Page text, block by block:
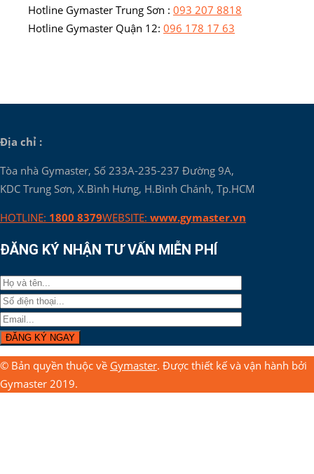
Hotline Gymaster Trung Sơn : 093 207 8818
Hotline Gymaster Quận 12: 096 178 17 63
Địa chỉ :
Tòa nhà Gymaster, Số 233A-235-237 Đường 9A,
KDC Trung Sơn, X.Bình Hưng, H.Bình Chánh, Tp.HCM
HOTLINE: 1800 8379WEBSITE: www.gymaster.vn
ĐĂNG KÝ NHẬN TƯ VẤN MIỄN PHÍ
© Bản quyền thuộc về Gymaster. Được thiết kế và vận hành bởi
Gymaster 2019.